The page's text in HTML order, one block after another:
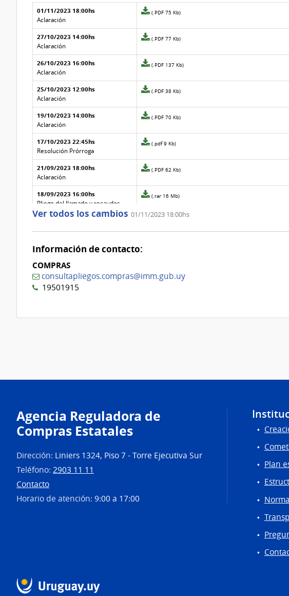
Aclaraciones del llamado
Fecha y
texto de
la
aclaración
de la
aclaración
01/11/2023 18:00hs
Aclaración
Archivo
de
la
Nº
10
(.PDF 75 Kb)
27/10/2023 14:00hs
Aclaración
Archivo
de
la
Nº
9
(.PDF 77 Kb)
26/10/2023 16:00hs
Aclaración
Archivo
de
la
Nº
8
(.PDF 137 Kb)
25/10/2023 12:00hs
Aclaración
Archivo
de
la
Nº
7
(.PDF 38 Kb)
19/10/2023 14:00hs
Aclaración
Archivo
de
la
Nº
6
(.PDF 70 Kb)
17/10/2023 22:45hs
Resolución Prórroga
Archivo
de
la
Nº
5
(.pdf 9 Kb)
21/09/2023 18:00hs
Aclaración
Archivo
de
la
Nº
(.PDF 62 Kb)
18/09/2023 16:00hs
Pliego del llamado y recaudos
Archivo
de
(.rar 16 Mb)
Ver todos los cambios 01/11/2023 18:00hs
Información de contacto:
COMPRAS
consultapliegos.compras@imm.gub.uy
19501915
Agencia Reguladora de
Compras Estatales
Dirección: Liniers 1324, Piso 7 - Torre Ejecutiva Sur
Teléfono: 2903 11 11
Contacto
Horario de atención: 9:00 a 17:00
Plan